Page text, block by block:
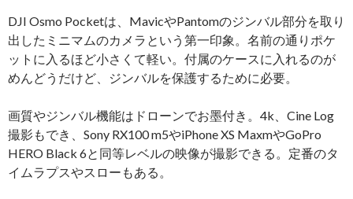
DJI Osmo Pocketは、MavicやPantomのジンバル部分を取り
出したミニマムのカメラという第一印象。名前の通りポケ
ットに入るほど小さくて軽い。付属のケースに入れるのが
めんどうだけど、ジンバルを保護するために必要。
画質やジンバル機能はドローンでお墨付き。4k、Cine Log
撮影もでき、Sony RX100 m5やiPhone XS MaxmやGoPro
HERO Black 6と同等レベルの映像が撮影できる。定番のタ
イムラプスやスローもある。